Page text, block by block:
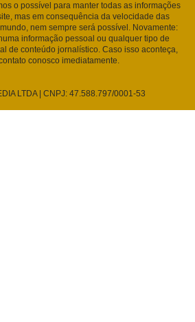
o possível para manter todas as informações
mas em consequência da velocidade das
nem sempre será possível. Novamente:
informação pessoal ou qualquer tipo de
de conteúdo jornalístico. Caso isso aconteça,
conosco imediatamente.
LTDA | CNPJ: 47.588.797/0001-53